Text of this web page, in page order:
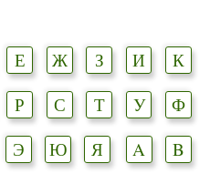
Е Ж З И
К
Р С Т У
Ф
Э Ю Я A
B